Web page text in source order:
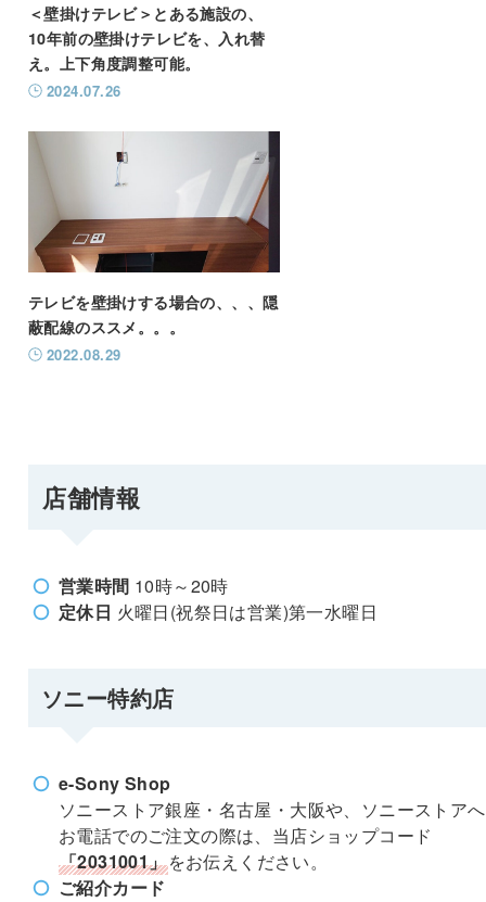
＜壁掛けテレビ＞とある施設の、
10年前の壁掛けテレビを、入れ替
え。上下角度調整可能。
2024.07.26
テレビを壁掛けする場合の、、、隠
蔽配線のススメ。。。
2022.08.29
店舗情報
営業時間 10時～20時
定休日 火曜日(祝祭日は営業)第一水曜日
ソニー特約店
e-Sony Shop
ソニーストア銀座・名古屋・大阪や、ソニーストア
お電話でのご注文の際は、当店ショップコード
「2031001」をお伝えください。
ご紹介カード